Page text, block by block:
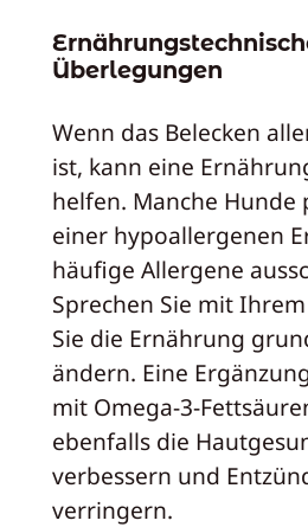
Überlegungen
Wenn das Belecken
ist, kann eine
helfen. Manche
einer hypoallergenen
häufige Allergene
Sprechen Sie mit
Sie die Ernährung
ändern. Eine
mit Omega-3-
ebenfalls die
verbessern und
verringern.